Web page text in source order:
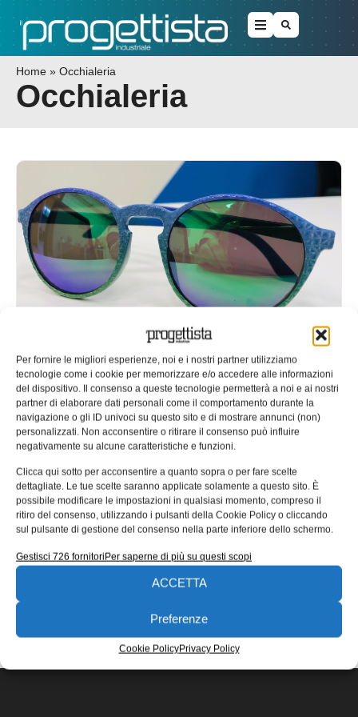
Per fornire le migliori esperienze, noi e i nostri partner utilizziamo
tecnologie come i cookie per memorizzare e/o accedere alle informazioni
del dispositivo. Il consenso a queste tecnologie permetterà a noi e ai nostri
partner di elaborare dati personali come il comportamento durante la
navigazione o gli ID univoci su questo sito e di mostrare annunci (non)
personalizzati. Non acconsentire o ritirare il consenso può influire
negativamente su alcune caratteristiche e funzioni.
Clicca qui sotto per acconsentire a quanto sopra o per fare scelte
dettagliate. Le tue scelte saranno applicate solamente a questo sito. È
possibile modificare le impostazioni in qualsiasi momento, compreso il
ritiro del consenso, utilizzando i pulsanti della Cookie Policy o cliccando
sul pulsante di gestione del consenso nella parte inferiore dello schermo.
Gestisci 726 fornitoriPer saperne di più su questi scopi
ACCETTA
Preferenze
Cookie PolicyPrivacy Policy
Home » Occhialeria
Occhialeria
Montature di occhiali stampate in
3D
Elmec 3D vende alla C.G.5 di Longarone (BL) la
stampante HP Jet Fusion 580 che permetterà di
personalizzare il mondo
Riccardo Fioretto 26/01/2021
EDICOLA WEB